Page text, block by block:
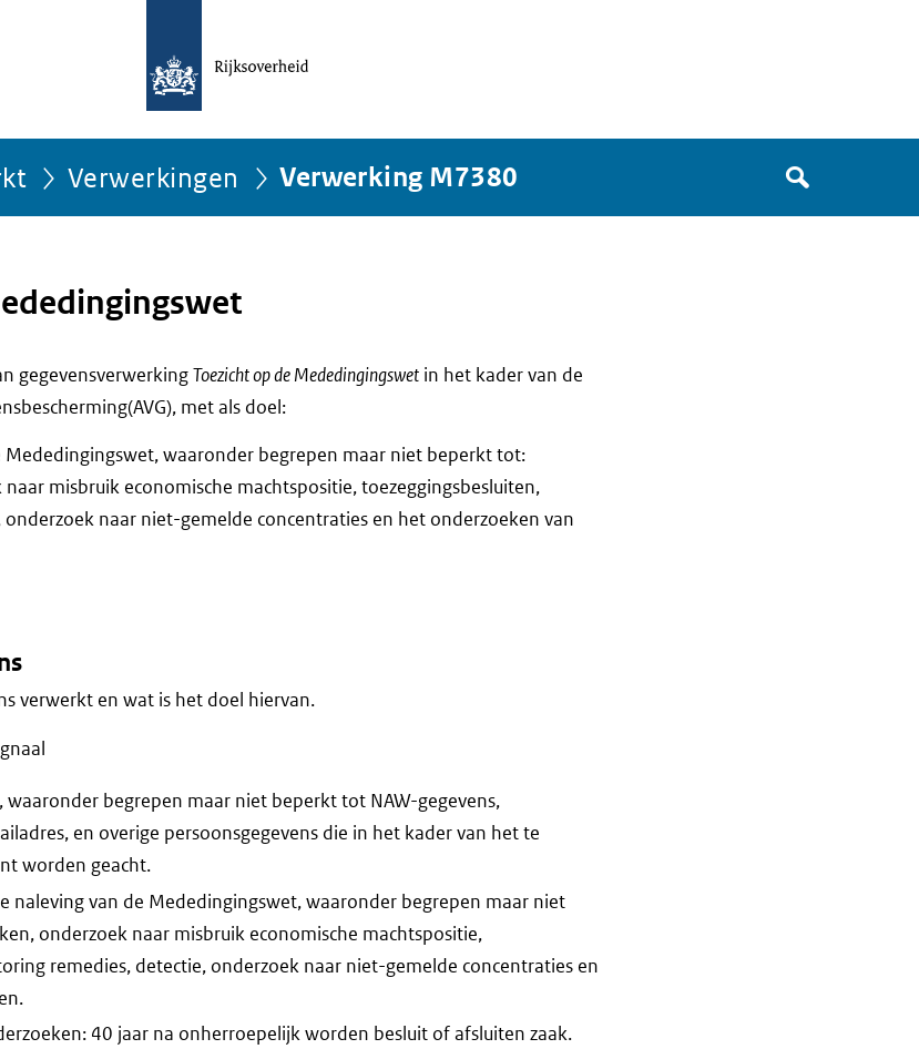
Verwerkingen Verwerking M7380
het
gegevensverwerkingToezicht op de Mededingingswet in het kader van de
met als doel:
Mededingingswet, waaronder begrepen maar niet beperkt tot:
misbruik economische machtspositie, toezeggingsbesluiten,
naar niet-gemelde concentraties en het onderzoeken van
verwerkt en wat is het doel hiervan.
waaronder begrepen maar niet beperkt tot NAW-gegevens,
en overige persoonsgegevens die in het kader van het te
worden geacht.
naleving van de Mededingingswet, waaronder begrepen maar niet
onderzoek naar misbruik economische machtspositie,
remedies, detectie, onderzoek naar niet-gemelde concentraties en
40 jaar na onherroepelijk worden besluit of afsluiten zaak.